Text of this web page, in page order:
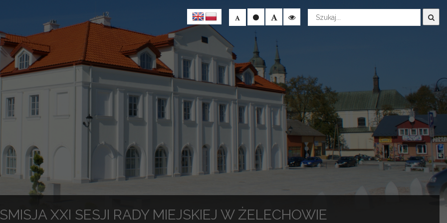
Wyszukaj
XXI SESJI RADY MIEJSKIEJ W ŻELECHOWIE